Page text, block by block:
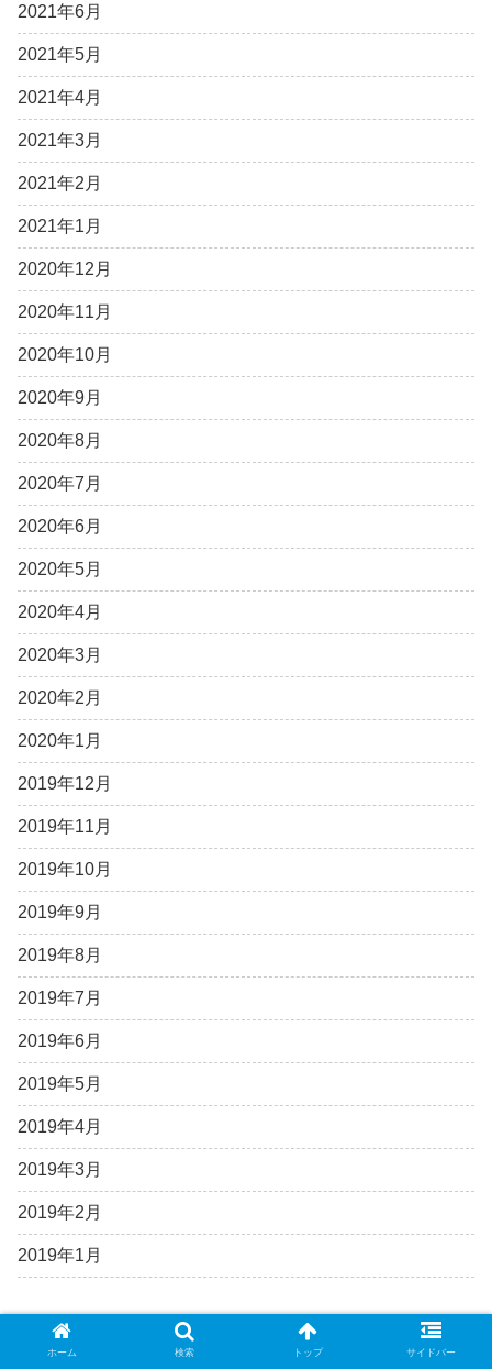
2021年6月
2021年5月
2021年4月
2021年3月
2021年2月
2021年1月
2020年12月
2020年11月
2020年10月
2020年9月
2020年8月
2020年7月
2020年6月
2020年5月
2020年4月
2020年3月
2020年2月
2020年1月
2019年12月
2019年11月
2019年10月
2019年9月
2019年8月
2019年7月
2019年6月
2019年5月
2019年4月
2019年3月
2019年2月
2019年1月
カテゴリー
ホーム 検索 トップ サイドバー